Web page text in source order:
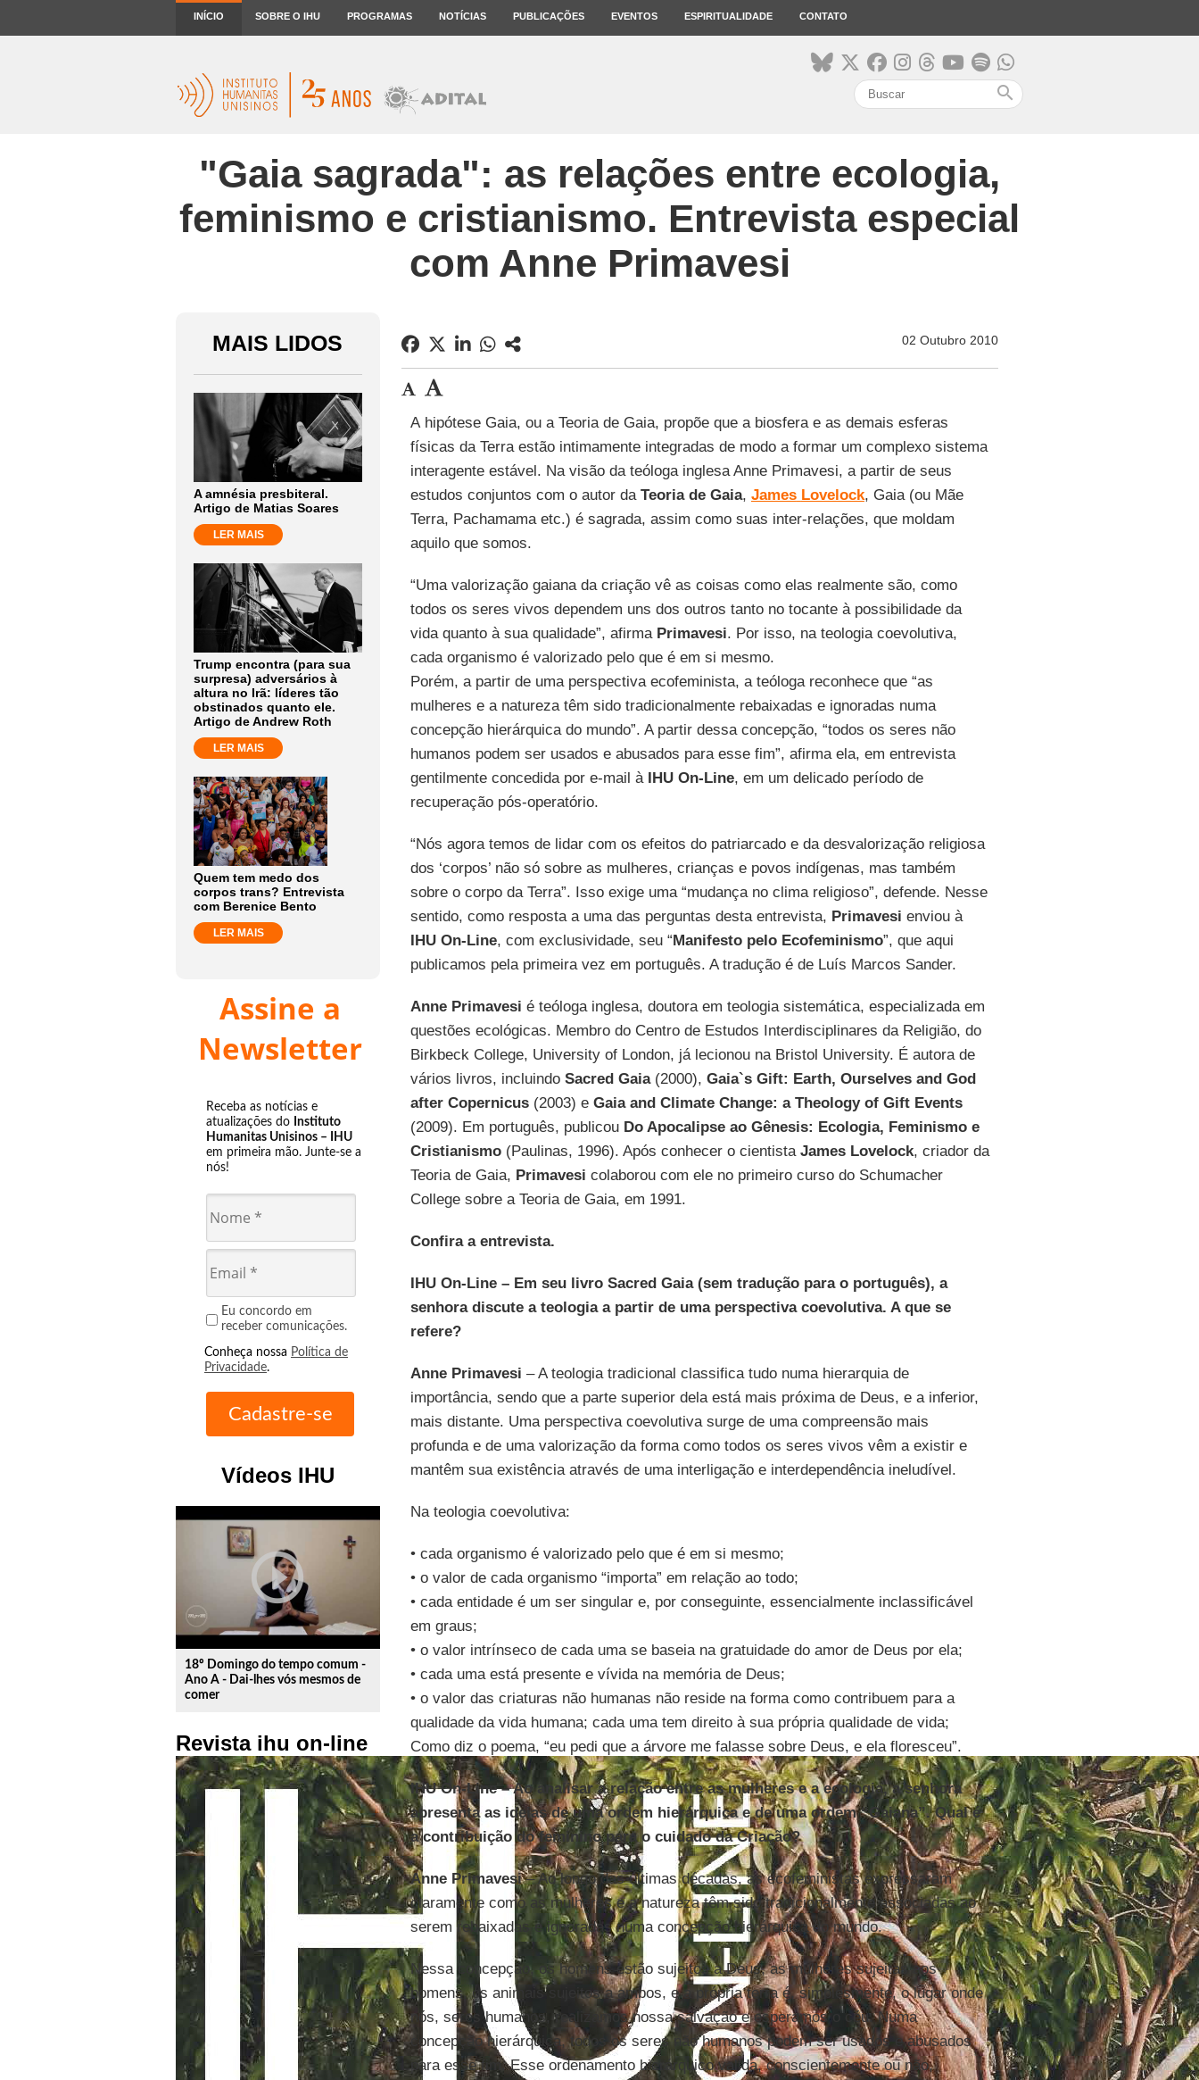
INÍCIO SOBRE O IHU PROGRAMAS NOTÍCIAS PUBLICAÇÕES EVENTOS ESPIRITUALIDADE CONTATO
search
"Gaia sagrada": as relações entre ecologia,
feminismo e cristianismo. Entrevista especial
com Anne Primavesi
MAIS LIDOS
A amnésia presbiteral.
Artigo de Matias Soares
LER MAIS
Trump encontra (para sua
surpresa) adversários à
altura no Irã: líderes tão
obstinados quanto ele.
Artigo de Andrew Roth
LER MAIS
Quem tem medo dos
corpos trans? Entrevista
com Berenice Bento
LER MAIS
Assine a
Newsletter
Receba as notícias e
atualizações do Instituto
Humanitas Unisinos – IHU
em primeira mão. Junte-se a
nós!
Eu concordo em
receber comunicações.
Conheça nossa Política de
Privacidade.
Vídeos IHU
play_circle_outline
18º Domingo do tempo comum -
Ano A - Dai-lhes vós mesmos de
comer
Revista ihu on-line
02 Outubro 2010
A hipótese Gaia, ou a Teoria de Gaia, propõe que a biosfera e as demais esferas
físicas da Terra estão intimamente integradas de modo a formar um complexo sistema
interagente estável. Na visão da teóloga inglesa Anne Primavesi, a partir de seus
estudos conjuntos com o autor da Teoria de Gaia, James Lovelock, Gaia (ou Mãe
Terra, Pachamama etc.) é sagrada, assim como suas inter-relações, que moldam
aquilo que somos.
“Uma valorização gaiana da criação vê as coisas como elas realmente são, como
todos os seres vivos dependem uns dos outros tanto no tocante à possibilidade da
vida quanto à sua qualidade”, afirma Primavesi. Por isso, na teologia coevolutiva,
cada organismo é valorizado pelo que é em si mesmo.
Porém, a partir de uma perspectiva ecofeminista, a teóloga reconhece que “as
mulheres e a natureza têm sido tradicionalmente rebaixadas e ignoradas numa
concepção hierárquica do mundo”. A partir dessa concepção, “todos os seres não
humanos podem ser usados e abusados para esse fim”, afirma ela, em entrevista
gentilmente concedida por e-mail à IHU On-Line, em um delicado período de
recuperação pós-operatório.
“Nós agora temos de lidar com os efeitos do patriarcado e da desvalorização religiosa
dos ‘corpos’ não só sobre as mulheres, crianças e povos indígenas, mas também
sobre o corpo da Terra”. Isso exige uma “mudança no clima religioso”, defende. Nesse
sentido, como resposta a uma das perguntas desta entrevista, Primavesi enviou à
IHU On-Line, com exclusividade, seu “Manifesto pelo Ecofeminismo”, que aqui
publicamos pela primeira vez em português. A tradução é de Luís Marcos Sander.
Anne Primavesi é teóloga inglesa, doutora em teologia sistemática, especializada em
questões ecológicas. Membro do Centro de Estudos Interdisciplinares da Religião, do
Birkbeck College, University of London, já lecionou na Bristol University. É autora de
vários livros, incluindo Sacred Gaia(2000), Gaia`s Gift: Earth, Ourselves and God
after Copernicus(2003) e Gaia and Climate Change: a Theology of Gift Events
(2009). Em português, publicou Do Apocalipse ao Gênesis: Ecologia, Feminismo e
Cristianismo(Paulinas, 1996). Após conhecer o cientista James Lovelock, criador da
Teoria de Gaia, Primavesi colaborou com ele no primeiro curso do Schumacher
College sobre a Teoria de Gaia, em 1991.
Confira a entrevista.
IHU On-Line – Em seu livro Sacred Gaia (sem tradução para o português), a
senhora discute a teologia a partir de uma perspectiva coevolutiva. A que se
refere?
Anne Primavesi – A teologia tradicional classifica tudo numa hierarquia de
importância, sendo que a parte superior dela está mais próxima de Deus, e a inferior,
mais distante. Uma perspectiva coevolutiva surge de uma compreensão mais
profunda e de uma valorização da forma como todos os seres vivos vêm a existir e
mantêm sua existência através de uma interligação e interdependência ineludível.
Na teologia coevolutiva:
• cada organismo é valorizado pelo que é em si mesmo;
• o valor de cada organismo “importa” em relação ao todo;
• cada entidade é um ser singular e, por conseguinte, essencialmente inclassificável
em graus;
• o valor intrínseco de cada uma se baseia na gratuidade do amor de Deus por ela;
• cada uma está presente e vívida na memória de Deus;
• o valor das criaturas não humanas não reside na forma como contribuem para a
qualidade da vida humana; cada uma tem direito à sua própria qualidade de vida;
Como diz o poema, “eu pedi que a árvore me falasse sobre Deus, e ela floresceu”.
IHU On-Line – Ao analisar a relação entre as mulheres e a ecologia, a senhora
apresenta as ideias de uma ordem hierárquica e de uma ordem “Gaiana”. Qual é
a contribuição do feminino para o cuidado da Criação?
Anne Primavesi– Ao longo das últimas décadas, as ecofeministas expressaram
claramente como as mulheres e a natureza têm sido tradicionalmente associadas ao
serem rebaixadas e ignoradas numa concepção hierárquica do mundo.
Nessa concepção, os homens estão sujeitos a Deus, as mulheres sujeitas aos
homens, os animais sujeitos a ambos, e a própria terra é, simplesmente, o lugar onde
nós, seres humanos, realizamos nossa salvação e esperamos o céu. Numa
concepção hierárquica, todos os seres não humanos podem ser usados e abusados
para esse fim. Esse ordenamento hierárquico valida, conscientemente ou não,